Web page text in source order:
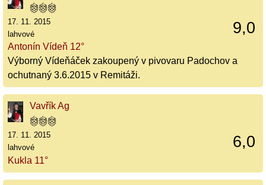
9,0
17. 11. 2015
lahvové
Antonín Vídeň 12°
Výborný Vídeňáček zakoupený v pivovaru Padochov a
ochutnaný 3.6.2015 v Remitáži.
Vavřík Ag
6,0
17. 11. 2015
lahvové
Kukla 11°